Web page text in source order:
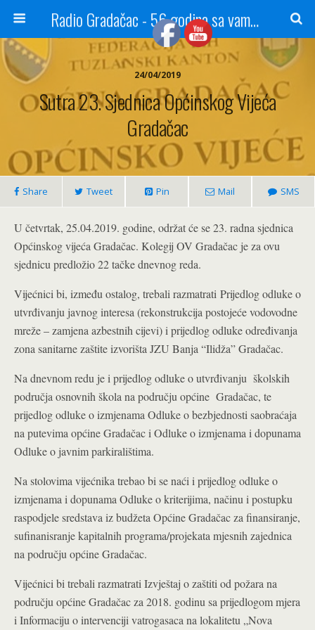
Radio Gradačac - 56 godina sa vama...
24/04/2019
Sutra 23. Sjednica Općinskog Vijeća
Gradačac
Share Tweet Pin Mail SMS
U četvrtak, 25.04.2019. godine, održat će se 23. radna sjednica
Općinskog vijeća Gradačac. Kolegij OV Gradačac je za ovu
sjednicu predložio 22 tačke dnevnog reda.
Vijećnici bi, između ostalog, trebali razmatrati Prijedlog odluke o
utvrđivanju javnog interesa (rekonstrukcija postojeće vodovodne
mreže – zamjena azbestnih cijevi) i prijedlog odluke određivanja
zona sanitarne zaštite izvorišta JZU Banja “Ilidža” Gradačac.
Na dnevnom redu je i prijedlog odluke o utvrđivanju školskih
područja osnovnih škola na području općine Gradačac, te
prijedlog odluke o izmjenama Odluke o bezbjednosti saobraćaja
na putevima općine Gradačac i Odluke o izmjenama i dopunama
Odluke o javnim parkiralištima.
Na stolovima vijećnika trebao bi se naći i prijedlog odluke o
izmjenama i dopunama Odluke o kriterijima, načinu i postupku
raspodjele sredstava iz budžeta Općine Gradačac za finansiranje,
sufinanisranje kapitalnih programa/projekata mjesnih zajednica
na području općine Gradačac.
Vijećnici bi trebali razmatrati Izvještaj o zaštiti od požara na
području općine Gradačac za 2018. godinu sa prijedlogom mjera
i Informaciju o intervenciji vatrogasaca na lokalitetu „Nova